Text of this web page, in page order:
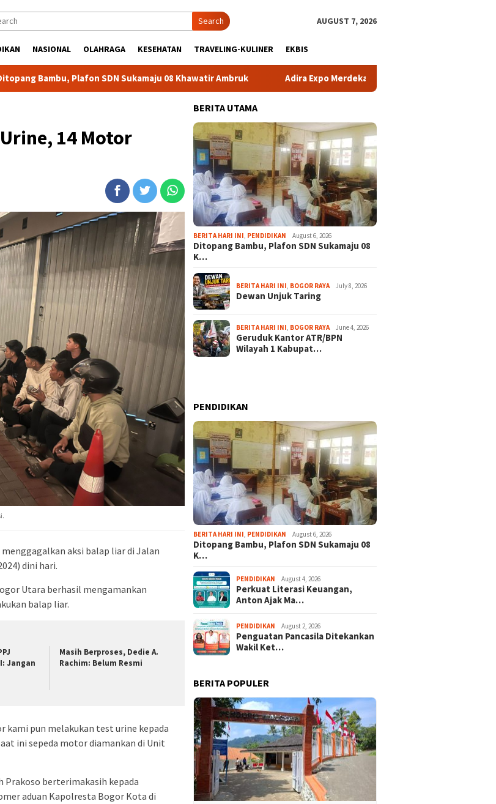
Search AUGUST 7, 2026
NASIONAL OLAHRAGA KESEHATAN TRAVELING-KULINER EKBIS
Plafon SDN Sukamaju 08 Khawatir Ambruk Adira Expo Merdeka Tawarkan Bunga 1,76 Persen
14 Motor
aksi balap liar di Jalan
dini hari.
Utara berhasil mengamankan
balap liar.
Jangan
Masih Berproses, Dedie A.
Rachim: Belum Resmi
kami pun melakukan test urine kepada
ini sepeda motor diamankan di Unit
Prakoso berterimakasih kepada
aduan Kapolresta Bogor Kota di
BERITA UTAMA
BERITA HARI INI PENDIDIKAN August 6, 2026
Ditopang Bambu, Plafon SDN Sukamaju 08
K…
BERITA HARI INI BOGOR RAYA July 8, 2026
Dewan Unjuk Taring
BERITA HARI INI BOGOR RAYA June 4, 2026
Geruduk Kantor ATR/BPN
Wilayah 1 Kabupat…
PENDIDIKAN
BERITA HARI INI PENDIDIKAN August 6, 2026
Ditopang Bambu, Plafon SDN Sukamaju 08
K…
PENDIDIKAN August 4, 2026
Perkuat Literasi Keuangan,
Anton Ajak Ma…
PENDIDIKAN August 2, 2026
Penguatan Pancasila Ditekankan
Wakil Ket…
BERITA POPULER